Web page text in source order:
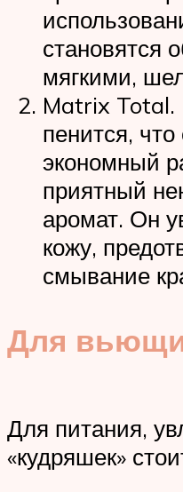
становятся
мягкими,
Matrix Total.
пенится,
экономный
приятный
аромат. Он
кожу,
смывание
Для
Для питания,
«кудряшек»